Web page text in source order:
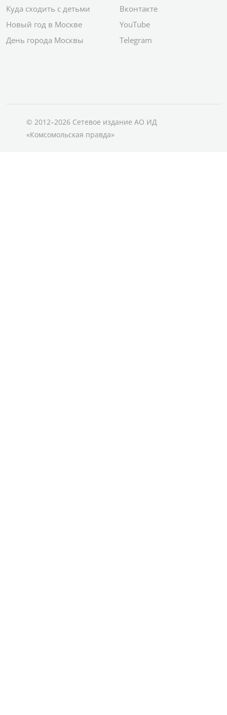
Куда сходить с детьми
Новый год в Москве
День города Москвы
Вконтакте
YouTube
Telegram
© 2012–2026 Сетевое издание АО ИД
«Комсомольская правда»